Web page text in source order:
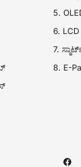
5.
6.
7.
8. E-